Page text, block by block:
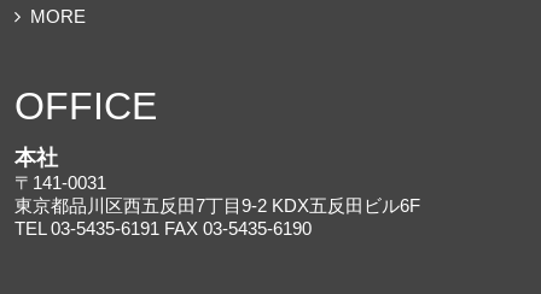
MORE
OFFICE
本社
〒141-0031
東京都品川区西五反田7丁目9-2 KDX五反田ビル6F
TEL 03-5435-6191 FAX 03-5435-6190